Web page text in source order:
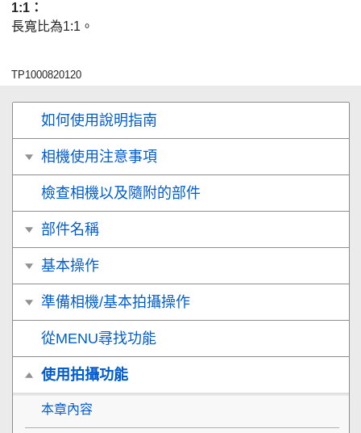
1:1 ：
長寬比為1:1。
TP1000820120
如何使用說明指南
相機使用注意事項
檢查相機以及隨附的部件
部件名稱
基本操作
準備相機/基本拍攝操作
從MENU尋找功能
使用拍攝功能
本章內容